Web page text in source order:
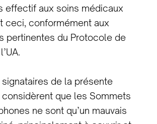
effectif aux soins médicaux
ceci, conformément aux
pertinentes du Protocole de
de la présente
que les Sommets
ne sont qu’un mauvais